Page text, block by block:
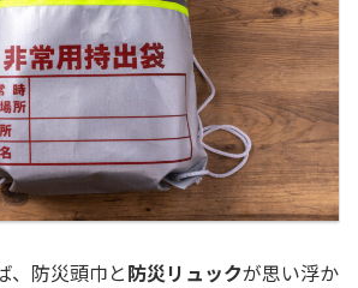
、防災頭巾と防災リュックが思い浮か